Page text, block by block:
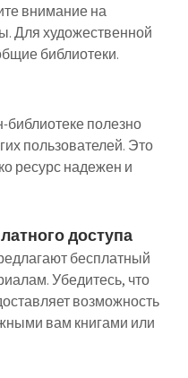
внимание на
Для художественной
библиотеки.
библиотеке полезно
пользователей. Это
ресурс надежен и
доступа
бесплатный
Убедитесь, что
возможность
вам книгами или